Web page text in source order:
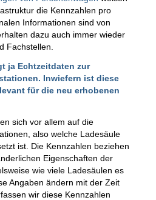
die Kennzahlen pro
Informationen sind von
dazu auch immer wieder
Fachstellen.
ja Echtzeitdaten zur
Inwiefern ist diese
für die neu erhobenen
sich vor allem auf die
also welche Ladesäule
ist. Die Kennzahlen beziehen
Eigenschaften der
wie viele Ladesäulen es
Angaben ändern mit der Zeit
wir diese Kennzahlen